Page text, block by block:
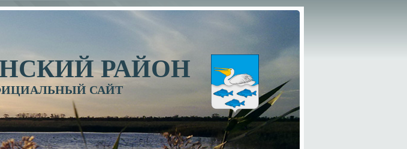
РАЙОН
САЙТ